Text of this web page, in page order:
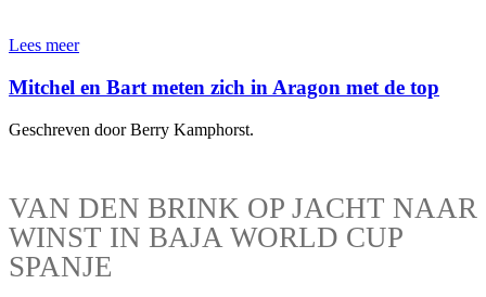
Lees meer
Mitchel en Bart meten zich in Aragon met de top
Geschreven door Berry Kamphorst.
VAN DEN BRINK OP JACHT NAAR
WINST IN BAJA WORLD CUP
SPANJE